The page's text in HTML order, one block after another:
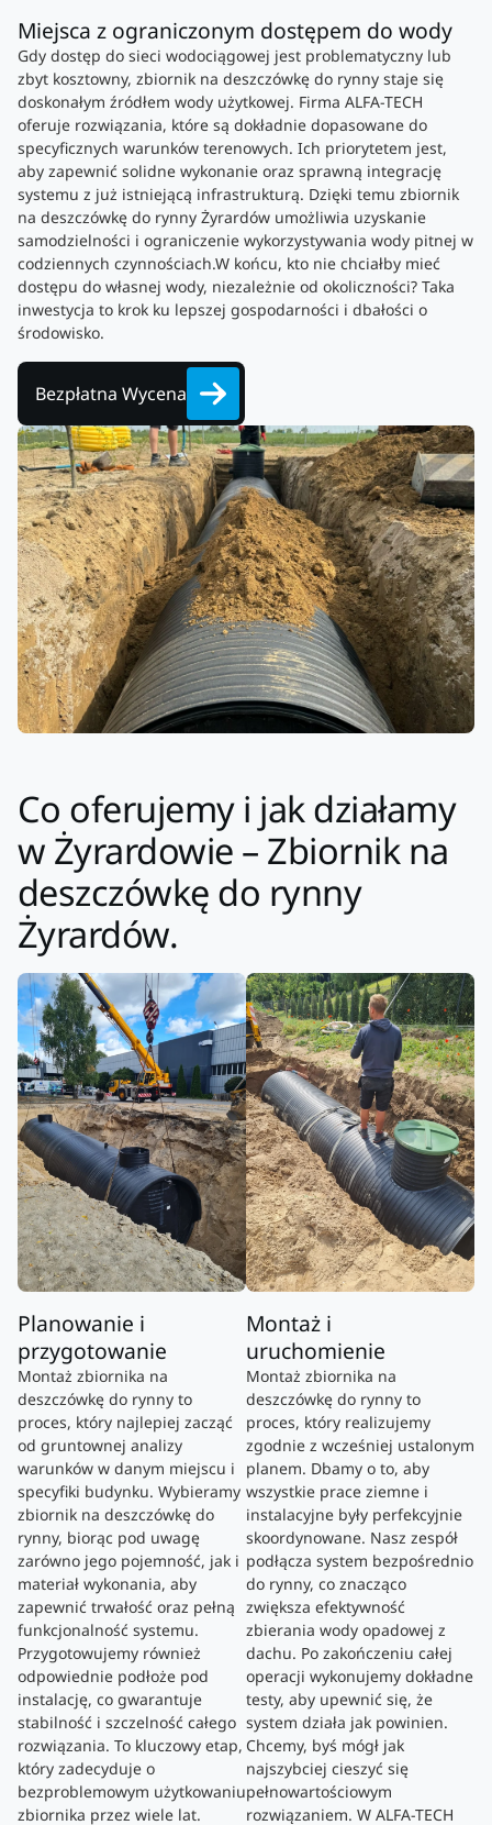
Miejsca z ograniczonym dostępem do wody
Gdy dostęp do sieci wodociągowej jest problematyczny lub
zbyt kosztowny, zbiornik na deszczówkę do rynny staje się
doskonałym źródłem wody użytkowej. Firma ALFA-TECH
oferuje rozwiązania, które są dokładnie dopasowane do
specyficznych warunków terenowych. Ich priorytetem jest,
aby zapewnić solidne wykonanie oraz sprawną integrację
systemu z już istniejącą infrastrukturą. Dzięki temu zbiornik
na deszczówkę do rynny Żyrardów umożliwia uzyskanie
samodzielności i ograniczenie wykorzystywania wody pitnej w
codziennych czynnościach.W końcu, kto nie chciałby mieć
dostępu do własnej wody, niezależnie od okoliczności? Taka
inwestycja to krok ku lepszej gospodarności i dbałości o
środowisko.
Bezpłatna Wycena
Co oferujemy i jak działamy
w Żyrardowie – Zbiornik na
deszczówkę do rynny
Żyrardów.
Planowanie i
przygotowanie
Montaż zbiornika na
deszczówkę do rynny to
proces, który najlepiej zacząć
od gruntownej analizy
warunków w danym miejscu i
specyfiki budynku. Wybieramy
zbiornik na deszczówkę do
rynny, biorąc pod uwagę
zarówno jego pojemność, jak i
materiał wykonania, aby
zapewnić trwałość oraz pełną
funkcjonalność systemu.
Przygotowujemy również
odpowiednie podłoże pod
instalację, co gwarantuje
stabilność i szczelność całego
rozwiązania. To kluczowy etap,
który zadecyduje o
bezproblemowym użytkowaniu
zbiornika przez wiele lat.
Montaż i
uruchomienie
Montaż zbiornika na
deszczówkę do rynny to
proces, który realizujemy
zgodnie z wcześniej ustalonym
planem. Dbamy o to, aby
wszystkie prace ziemne i
instalacyjne były perfekcyjnie
skoordynowane. Nasz zespół
podłącza system bezpośrednio
do rynny, co znacząco
zwiększa efektywność
zbierania wody opadowej z
dachu. Po zakończeniu całej
operacji wykonujemy dokładne
testy, aby upewnić się, że
system działa jak powinien.
Chcemy, byś mógł jak
najszybciej cieszyć się
pełnowartościowym
rozwiązaniem. W ALFA-TECH